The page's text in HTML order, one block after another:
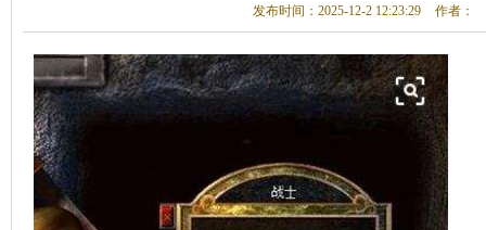
发布时间：2025-12-2 12:23:29 作者：